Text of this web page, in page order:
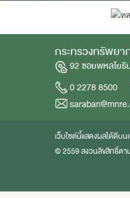
กระทรวงทรัพยา
92 ซอยพหลโยธิ
0 2278 8500
เว็บไซต์นี้แสดงผลได้ดีบน
© 2559 สงวนลิขสิทธิ์ตา